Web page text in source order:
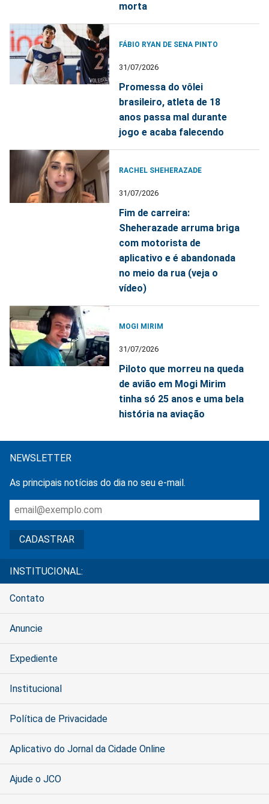
morta
FÁBIO RYAN DE SENA PINTO
31/07/2026
Promessa do vôlei
brasileiro, atleta de 18
anos passa mal durante
jogo e acaba falecendo
RACHEL SHEHERAZADE
31/07/2026
Fim de carreira:
Sheherazade arruma briga
com motorista de
aplicativo e é abandonada
no meio da rua (veja o
vídeo)
MOGI MIRIM
31/07/2026
Piloto que morreu na queda
de avião em Mogi Mirim
tinha só 25 anos e uma bela
história na aviação
NEWSLETTER
As principais notícias do dia no seu e-mail.
INSTITUCIONAL:
Contato
Anuncie
Expediente
Institucional
Política de Privacidade
Aplicativo do Jornal da Cidade Online
Ajude o JCO